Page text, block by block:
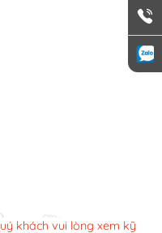
khách vui lòng xem kỹ